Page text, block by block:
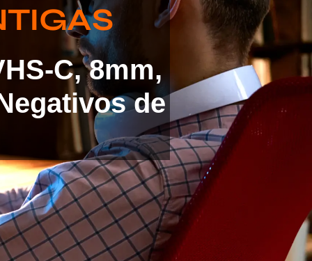
C, 8mm,
de